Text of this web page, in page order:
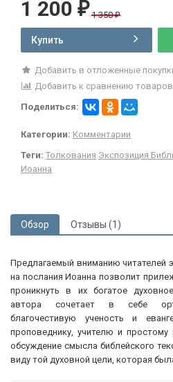
1 200 ₽ 1 350₽
Купить
Добавить в отложенные
Добавить к сравнению товаров
Поделиться:
Категории: Комментарии
Теги: Толкования Экспозиция
Иоанна
Обзор Отзывы (1)
Предлагаемый вниманию читателей
на послания Иоанна позволит
проникнуть в их богатое
автора сочетает в себе
благочестивую ученость и
проповеднику, учителю и
обсуждение смысла библейского
виду той духовной цели, которая